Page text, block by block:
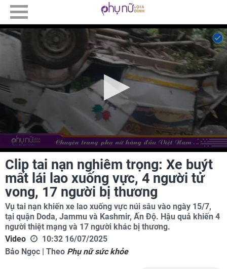
Clip tai nạn nghiêm trọng: Xe buýt
mất lái lao xuống vực, 4 người tử
vong, 17 người bị thương
Vụ tai nạn khiến xe lao xuống vực núi sâu vào ngày 15/7,
tại quận Doda, Jammu và Kashmir, Ấn Độ. Hậu quả khiến 4
người thiệt mạng và 17 người khác bị thương.
Video
10:32 16/07/2025
Bảo Ngọc | Theo Phụ nữ sức khỏe